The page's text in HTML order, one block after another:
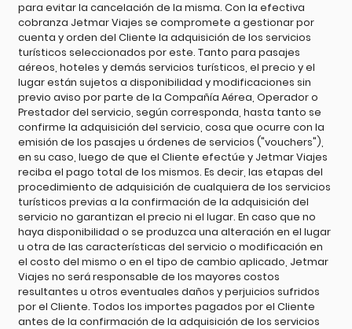
para evitar la cancelación de la misma. Con la efectiva
cobranza Jetmar Viajes se compromete a gestionar por
cuenta y orden del Cliente la adquisición de los servicios
turísticos seleccionados por este. Tanto para pasajes
aéreos, hoteles y demás servicios turísticos, el precio y el
lugar están sujetos a disponibilidad y modificaciones sin
previo aviso por parte de la Compañía Aérea, Operador o
Prestador del servicio, según corresponda, hasta tanto se
confirme la adquisición del servicio, cosa que ocurre con la
emisión de los pasajes u órdenes de servicios ("vouchers"),
en su caso, luego de que el Cliente efectúe y Jetmar Viajes
reciba el pago total de los mismos. Es decir, las etapas del
procedimiento de adquisición de cualquiera de los servicios
turísticos previas a la confirmación de la adquisición del
servicio no garantizan el precio ni el lugar. En caso que no
haya disponibilidad o se produzca una alteración en el lugar
u otra de las características del servicio o modificación en
el costo del mismo o en el tipo de cambio aplicado, Jetmar
Viajes no será responsable de los mayores costos
resultantes u otros eventuales daños y perjuicios sufridos
por el Cliente. Todos los importes pagados por el Cliente
antes de la confirmación de la adquisición de los servicios